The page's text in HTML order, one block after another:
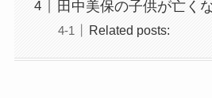
田中美保の子供が亡く
Related posts: